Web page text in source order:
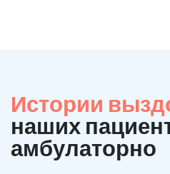
Истории
наших
амбулаторно